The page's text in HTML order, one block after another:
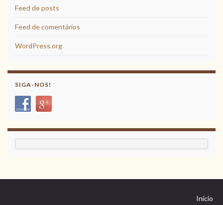
Feed de posts
Feed de comentários
WordPress.org
SIGA-NOS!
Início